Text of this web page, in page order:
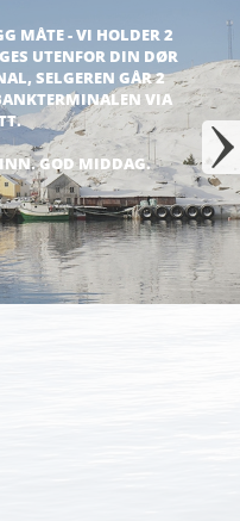
MÅTE - VI HOLDER 2
UTENFOR DIN DØR
SELGEREN GÅR 2
VIA
GOD MIDDAG.